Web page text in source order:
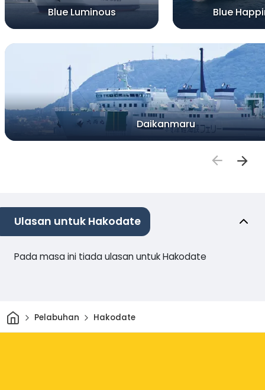
Blue Luminous Blue
Daikanmaru
Ulasan untuk Hakodate
Pada masa ini tiada ulasan untuk Hakodate
Rumah
Pelabuhan Hakodate